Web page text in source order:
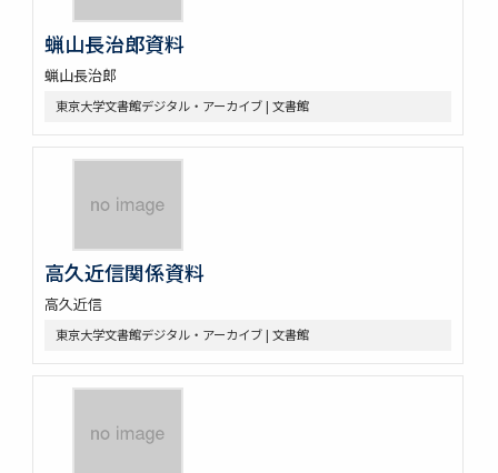
蝋山長治郎資料
蝋山長治郎
東京大学文書館デジタル・アーカイブ | 文書館
高久近信関係資料
高久近信
東京大学文書館デジタル・アーカイブ | 文書館